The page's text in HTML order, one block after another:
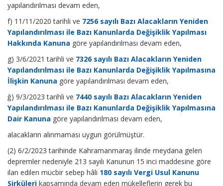
yapılandırılması devam eden,
f) 11/11/2020 tarihli ve 7256 sayılı Bazı Alacakların Yeniden
Yapılandırılması ile Bazı Kanunlarda Değişiklik Yapılması
Hakkında Kanuna göre yapılandırılması devam eden,
g) 3/6/2021 tarihli ve 7326 sayılı Bazı Alacakların Yeniden
Yapılandırılması ile Bazı Kanunlarda Değişiklik Yapılmasına
İlişkin Kanuna göre yapılandırılması devam eden,
ğ) 9/3/2023 tarihli ve 7440 sayılı Bazı Alacakların Yeniden
Yapılandırılması ile Bazı Kanunlarda Değişiklik Yapılmasına
Dair Kanuna göre yapılandırılması devam eden,
alacakların alınmaması uygun görülmüştür.
(2) 6/2/2023 tarihinde Kahramanmaraş ilinde meydana gelen
depremler nedeniyle 213 sayılı Kanunun 15 inci maddesine göre
ilan edilen mücbir sebep hâli 180 sayılı Vergi Usul Kanunu
Sirküleri kapsamında devam eden mükelleflerin gerek bu